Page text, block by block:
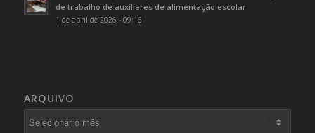
de trabalho de auxiliares de alimentação escolar
1 de abril de 2026 - 09:15
ARQUIVO